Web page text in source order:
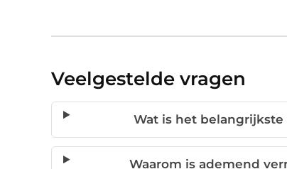
Veelgestelde vragen
Wat is het
Waarom is ademend